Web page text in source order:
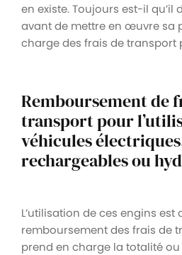
en existe. Toujours est-il qu’il
avant de mettre en œuvre sa
charge des frais de transport
Remboursement de
transport pour
véhicules
rechargeables ou
L’utilisation de ces engins est
remboursement des frais de
prend en charge la totalité